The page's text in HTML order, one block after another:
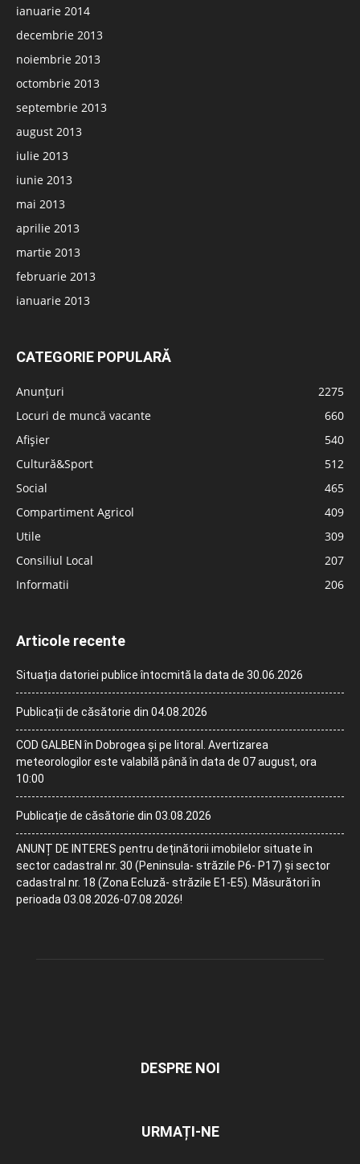
ianuarie 2014
decembrie 2013
noiembrie 2013
octombrie 2013
septembrie 2013
august 2013
iulie 2013
iunie 2013
mai 2013
aprilie 2013
martie 2013
februarie 2013
ianuarie 2013
CATEGORIE POPULARĂ
Anunțuri
2275
Locuri de muncă vacante
660
Afișier
540
Cultură&Sport
512
Social
465
Compartiment Agricol
409
Utile
309
Consiliul Local
207
Informatii
206
Articole recente
Situația datoriei publice întocmită la data de 30.06.2026
Publicații de căsătorie din 04.08.2026
COD GALBEN în Dobrogea și pe litoral. Avertizarea
meteorologilor este valabilă până în data de 07 august, ora
10:00
Publicație de căsătorie din 03.08.2026
ANUNȚ DE INTERES pentru deținătorii imobilelor situate în
sector cadastral nr. 30 (Peninsula- străzile P6- P17) și sector
cadastral nr. 18 (Zona Ecluză- străzile E1-E5). Măsurători în
perioada 03.08.2026-07.08.2026!
DESPRE NOI
URMAȚI-NE